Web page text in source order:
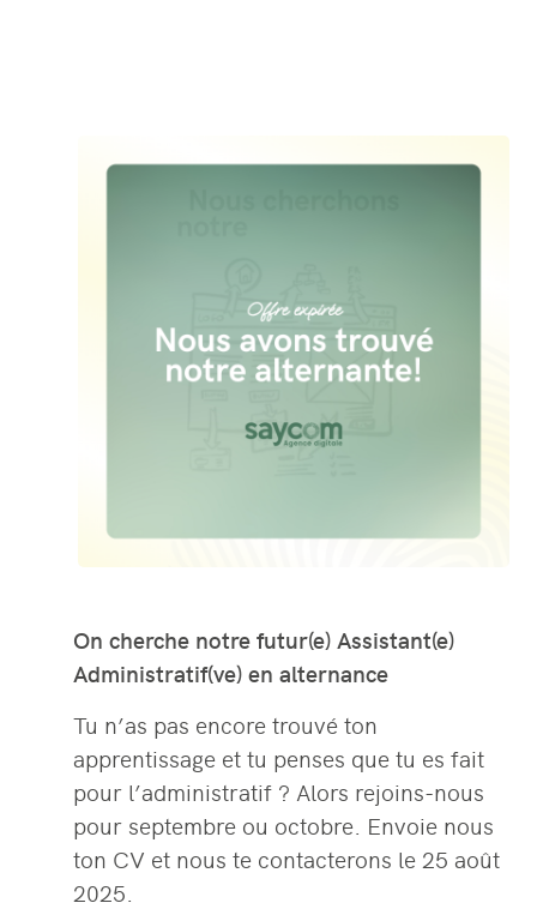
On cherche notre futur(e) Assistant(e)
Administratif(ve) en alternance
Tu n’as pas encore trouvé ton
apprentissage et tu penses que tu es fait
pour l’administratif ? Alors rejoins-nous
pour septembre ou octobre. Envoie nous
ton CV et nous te contacterons le 25 août
2025.